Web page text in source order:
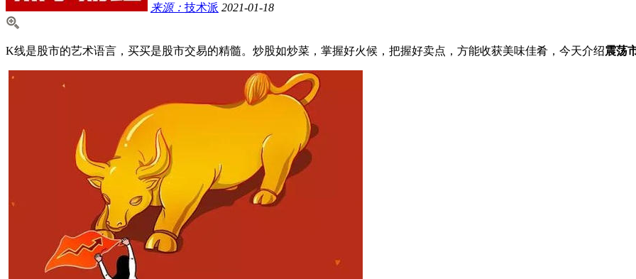
来源： 技术派 2021-01-18
K线是股市的艺术语言，买买是股市交易的精髓。炒股如炒菜，掌握好火候，把握好卖点，方能收获美味佳肴，今天介绍震荡